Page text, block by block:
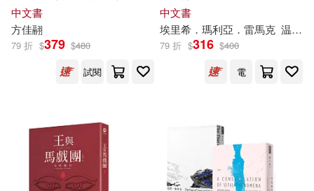
黃錦樹(8) （加）西頓(8)
（日）司馬遼太郎(8)
（日）鹽野七生(8)
（英）亞瑟·蘭塞姆(8)
中國友誼出版公司(30)
中國農業科學技術出版社(30)
天津楊柳青畫社(30)
安徽科學技術出版社(30)
力量+加贈《天馬吉光》紅包袋
中文書
方佳翮
79 折 $379 $480
試閱
中文書
埃里希．瑪利亞．雷馬克 温澤元
79 折 $316 $400
電